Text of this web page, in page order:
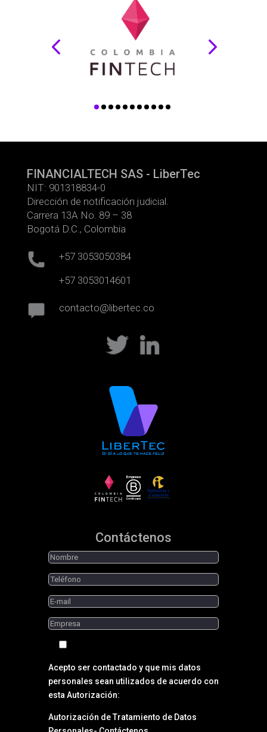
FINANCIALTECH SAS - LiberTec
NIT: 901318834-0
Dirección de notificación judicial.
Carrera 13A No. 89 – 38
Bogotá D.C., Colombia
+57 3053050384
+57 3053014601
contacto@libertec.co
Contáctenos
Acepto ser contactado y que mis datos
personales sean utilizados de acuerdo con
esta Autorización:
Autorización de Tratamiento de Datos